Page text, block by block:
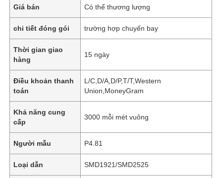
Giá bán Có thể thương lượng
chi tiết đóng gói trường hợp chuyến bay
Thời gian giao
hàng
15 ngày
Điều khoản thanh
toán
L/C,D/A,D/P,T/T,Western
Union,MoneyGram
Khả năng cung
cấp
3000 mỗi mét vuông
Người mẫu P4.81
Loại dẫn SMD1921/SMD2525